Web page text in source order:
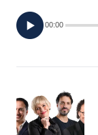
PRINCIPATO
DI
MONACO
CONSIGLIA
00:00